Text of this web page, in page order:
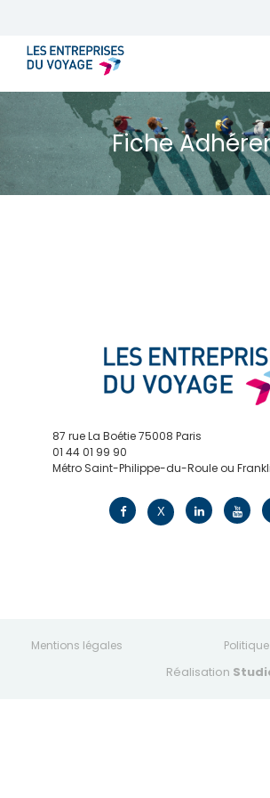
Fiche
87 rue La Boétie 75008 Paris
01 44 01 99 90
Métro Saint-Philippe-du-Roule ou
X
Mentions légales
Réalisation